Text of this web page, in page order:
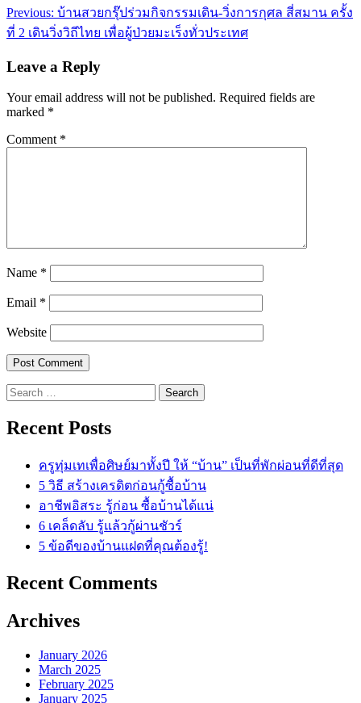
Post
navigation
Previous: บ้านสวยกรุ๊ปร่วมกิจกรรมเดิน-วิ่งการกุศล สี่สมาน ครั้ง
ที่ 2 เดินวิ่งวิถีไทย เพื่อผู้ป่วยมะเร็งทั่วประเทศ
Leave a Reply
Your email address will not be published. Required fields are
marked *
Comment *
Name *
Email *
Website
Search
for:
Recent Posts
ครูทุ่มเทเพื่อศิษย์มาทั้งปี ให้ “บ้าน” เป็นที่พักผ่อนที่ดีที่สุด
5 วิธี สร้างเครดิตก่อนกู้ซื้อบ้าน
อาชีพอิสระ รู้ก่อน ซื้อบ้านได้แน่
6 เคล็ดลับ รู้แล้วกู้ผ่านชัวร์
5 ข้อดีของบ้านแฝดที่คุณต้องรู้!
Recent Comments
Archives
January 2026
March 2025
February 2025
January 2025